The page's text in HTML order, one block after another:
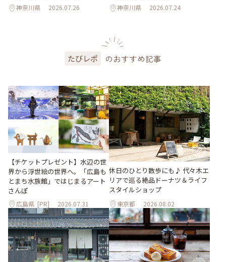
神奈川県 2026.07.26 神奈川県 2026.07.24
たびレポ のおすすめ記事
【チケットプレゼント】水辺の世
界から浮世絵の世界へ。「広島も
とまち水族館」ではじまるアート
さんぽ
広島県 [PR] 2026.07.31
休日のひとり散歩にも♪ 代々木エ
リアで巡る絶品ドーナツ＆ライフ
スタイルショップ
東京都 2026.08.02